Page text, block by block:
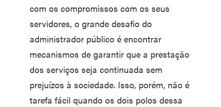
com os compromissos com os seus
servidores, o grande desafio do
administrador público é encontrar
mecanismos de garantir que a prestação
dos serviços seja continuada sem
prejuízos à sociedade. Isso, porém, não é
tarefa fácil quando os dois polos dessa